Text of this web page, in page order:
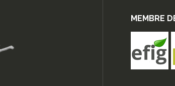
MEMBRE